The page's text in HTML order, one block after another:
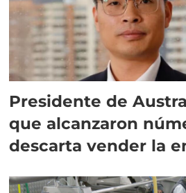
Presidente de
que alcanzaron
descarta vender la